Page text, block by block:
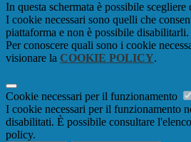
In questa schermata è possibile
I cookie necessari sono quelli che
piattaforma e non è possibile disabilitarli.
Per conoscere quali sono i cookie
visionare la COOKIE POLICY.
Cookie necessari per il funzionamento
I cookie necessari per il funzionamento
disabilitati. È possibile consultare
policy.